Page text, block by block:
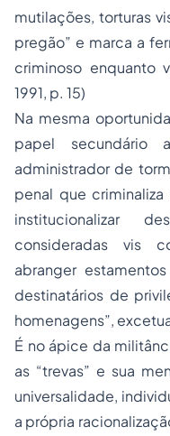
mutilações, torturas
pregão” e marca a
criminoso enquanto
1991, p. 15)
Na mesma
papel secundário
administrador de
penal que
institucionalizar
consideradas vis
abranger
destinatários de
homenagens”,
É no ápice da
as “trevas” e sua
universalidade,
a própria